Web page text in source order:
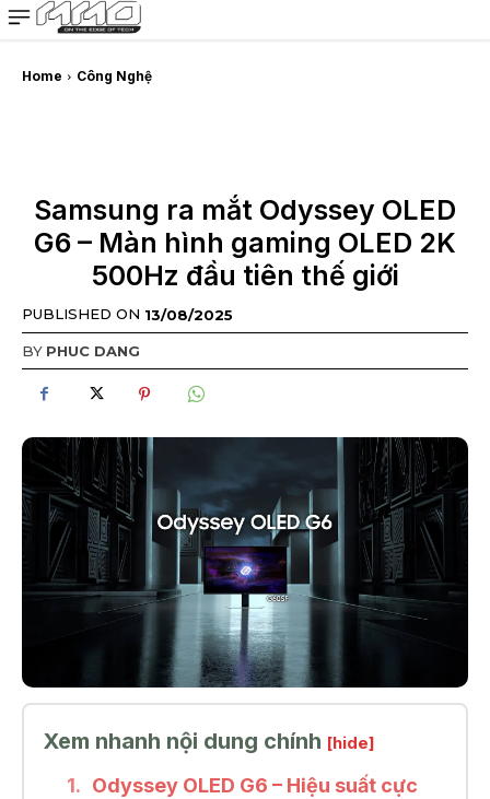
MMOSITE - Thông tin công nghệ
Bài viết nổi bật
Home Công Nghệ
Samsung ra mắt Odyssey OLED
G6 – Màn hình gaming OLED 2K
500Hz đầu tiên thế giới
PUBLISHED ON 13/08/2025
BY PHUC DANG
Xem nhanh nội dung chính [hide]
Odyssey OLED G6 – Hiệu suất cực